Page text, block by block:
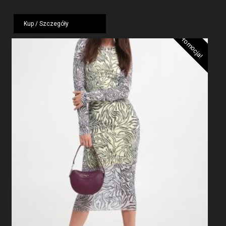
799,00 zł.479,40 zł.
Kup / Szczegóły
Promocja!